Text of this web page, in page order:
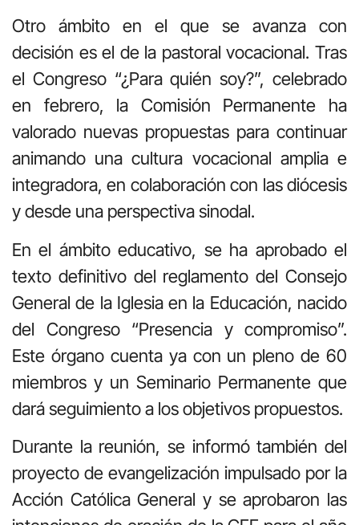
Otro ámbito en el que se avanza con
decisión es el de la pastoral vocacional. Tras
el Congreso “¿Para quién soy?”, celebrado
en febrero, la Comisión Permanente ha
valorado nuevas propuestas para continuar
animando una cultura vocacional amplia e
integradora, en colaboración con las diócesis
y desde una perspectiva sinodal.
En el ámbito educativo, se ha aprobado el
texto definitivo del reglamento del Consejo
General de la Iglesia en la Educación, nacido
del Congreso “Presencia y compromiso”.
Este órgano cuenta ya con un pleno de 60
miembros y un Seminario Permanente que
dará seguimiento a los objetivos propuestos.
Durante la reunión, se informó también del
proyecto de evangelización impulsado por la
Acción Católica General y se aprobaron las